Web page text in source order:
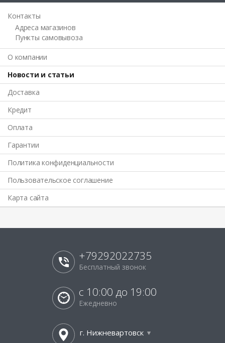
Контакты
Адреса магазинов
Пункты самовывоза
О компании
Новости и статьи
Доставка
Кредит
Оплата
Гарантии
Политика конфиденциальности
Пользовательское соглашение
Карта сайта
+79292022735
Бесплатный звонок
с 10:00 до 19:00
Ежедневно
г. Нижневартовск